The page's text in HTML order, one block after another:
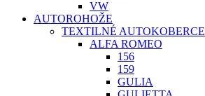
VW
AUTOROHOŽE
TEXTILNÉ AUTOKOBERCE
ALFA ROMEO
156
159
GULIA